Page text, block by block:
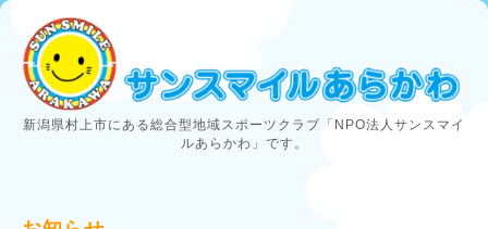
新潟県村上市にある総合型地域スポーツクラブ「NPO法人サンスマイ
ルあらかわ」です。